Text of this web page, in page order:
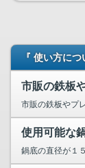
『 使い方に
市販の鉄板
市販の鉄板やプ
使用可能な
鍋底の直径が１